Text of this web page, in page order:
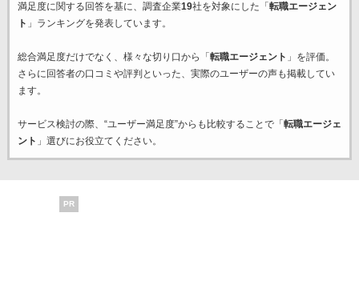
満足度に関する回答を基に、調査企業19社を対象にした「 転職エージェン
ト 」ランキングを発表しています。
総合満足度だけでなく、様々な切り口から「 転職エージェント 」を評価。
さらに回答者の口コミや評判といった、実際のユーザーの声も掲載してい
ます。
サービス検討の際、“ユーザー満足度”からも比較することで「 転職エージェ
ント 」選びにお役立てください。
PR